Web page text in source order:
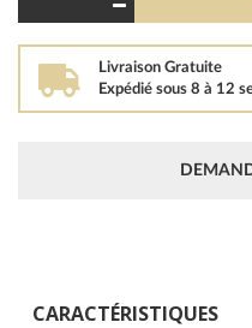
Livraison Gratuite
Expédié sous 8 à 12
CARACTÉRISTIQUES